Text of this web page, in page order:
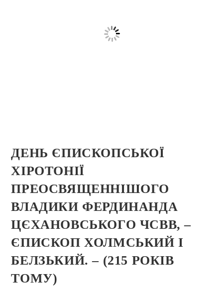
ДЕНЬ ЄПИСКОПСЬКОЇ
ХІРОТОНІЇ
ПРЕОСВЯЩЕННІШОГО
ВЛАДИКИ ФЕРДИНАНДА
ЦЄХАНОВСЬКОГО ЧСВВ, –
ЄПИСКОП ХОЛМСЬКИЙ І
БЕЛЗЬКИЙ. – (215 РОКІВ
ТОМУ)